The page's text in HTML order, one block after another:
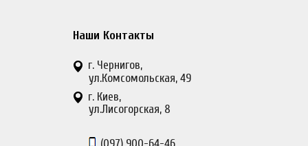
Наши Контакты
г. Чернигов,
ул.Комсомольская, 49
г. Киев,
ул.Лисогорская, 8